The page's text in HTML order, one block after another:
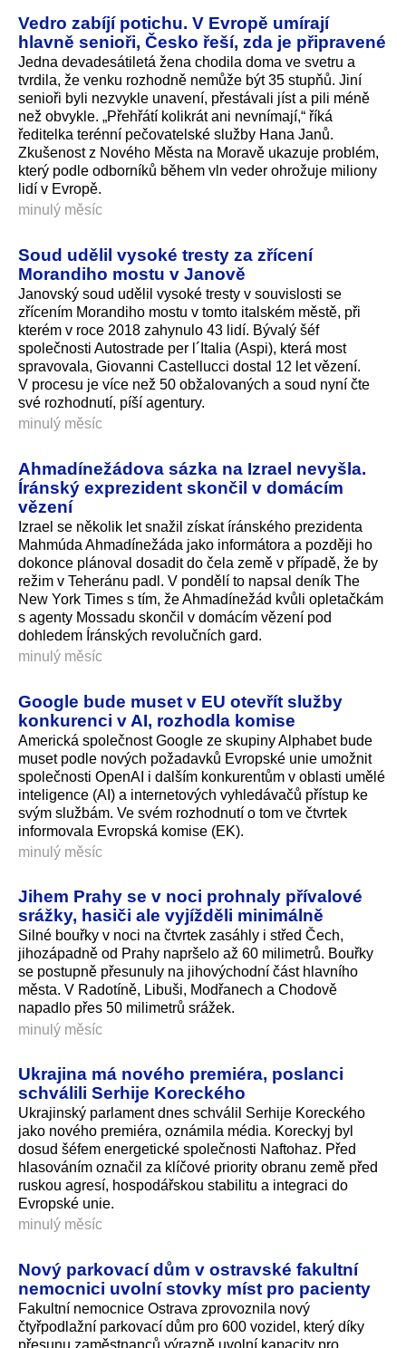
Vedro zabíjí potichu. V Evropě umírají
hlavně senioři, Česko řeší, zda je připravené
Jedna devadesátiletá žena chodila doma ve svetru a
tvrdila, že venku rozhodně nemůže být 35 stupňů. Jiní
senioři byli nezvykle unavení, přestávali jíst a pili méně
než obvykle. „Přehřátí kolikrát ani nevnímají,“ říká
ředitelka terénní pečovatelské služby Hana Janů.
Zkušenost z Nového Města na Moravě ukazuje problém,
který podle odborníků během vln veder ohrožuje miliony
lidí v Evropě.
minulý měsíc
Soud udělil vysoké tresty za zřícení
Morandiho mostu v Janově
Janovský soud udělil vysoké tresty v souvislosti se
zřícením Morandiho mostu v tomto italském městě, při
kterém v roce 2018 zahynulo 43 lidí. Bývalý šéf
společnosti Autostrade per l´Italia (Aspi), která most
spravovala, Giovanni Castellucci dostal 12 let vězení.
V procesu je více než 50 obžalovaných a soud nyní čte
své rozhodnutí, píší agentury.
minulý měsíc
Ahmadínežádova sázka na Izrael nevyšla.
Íránský exprezident skončil v domácím
vězení
Izrael se několik let snažil získat íránského prezidenta
Mahmúda Ahmadínežáda jako informátora a později ho
dokonce plánoval dosadit do čela země v případě, že by
režim v Teheránu padl. V pondělí to napsal deník The
New York Times s tím, že Ahmadínežád kvůli opletačkám
s agenty Mossadu skončil v domácím vězení pod
dohledem Íránských revolučních gard.
minulý měsíc
Google bude muset v EU otevřít služby
konkurenci v AI, rozhodla komise
Americká společnost Google ze skupiny Alphabet bude
muset podle nových požadavků Evropské unie umožnit
společnosti OpenAI i dalším konkurentům v oblasti umělé
inteligence (AI) a internetových vyhledávačů přístup ke
svým službám. Ve svém rozhodnutí o tom ve čtvrtek
informovala Evropská komise (EK).
minulý měsíc
Jihem Prahy se v noci prohnaly přívalové
srážky, hasiči ale vyjížděli minimálně
Silné bouřky v noci na čtvrtek zasáhly i střed Čech,
jihozápadně od Prahy napršelo až 60 milimetrů. Bouřky
se postupně přesunuly na jihovýchodní část hlavního
města. V Radotíně, Libuši, Modřanech a Chodově
napadlo přes 50 milimetrů srážek.
minulý měsíc
Ukrajina má nového premiéra, poslanci
schválili Serhije Koreckého
Ukrajinský parlament dnes schválil Serhije Koreckého
jako nového premiéra, oznámila média. Koreckyj byl
dosud šéfem energetické společnosti Naftohaz. Před
hlasováním označil za klíčové priority obranu země před
ruskou agresí, hospodářskou stabilitu a integraci do
Evropské unie.
minulý měsíc
Nový parkovací dům v ostravské fakultní
nemocnici uvolní stovky míst pro pacienty
Fakultní nemocnice Ostrava zprovoznila nový
čtyřpodlažní parkovací dům pro 600 vozidel, který díky